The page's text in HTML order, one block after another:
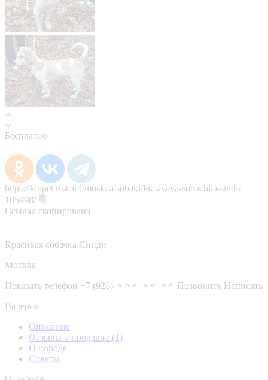
Бесплатно
https://kinpet.ru/card/moskva/sobaki/krasivaya-sobachka-sindi-
105998/
Ссылка скопирована
Красивая собачка Синди
Москва
Показать телефон +7 (926) ⚬⚬⚬ ⚬⚬ ⚬⚬ Позвонить Написать
Валерия
Описание
Отзывы о продавце (1)
О породе
Советы